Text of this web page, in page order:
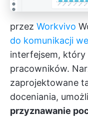
przez Workvivo
do komunikacji
interfejsem, który
pracowników.
zaprojektowane
doceniania,
przyznawanie